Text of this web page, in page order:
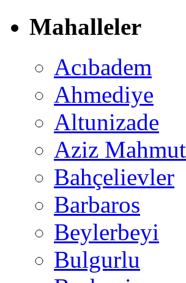
Mahalleler
Acıbadem
Ahmediye
Altunizade
Aziz
Bahçelievler
Barbaros
Beylerbeyi
Bulgurlu